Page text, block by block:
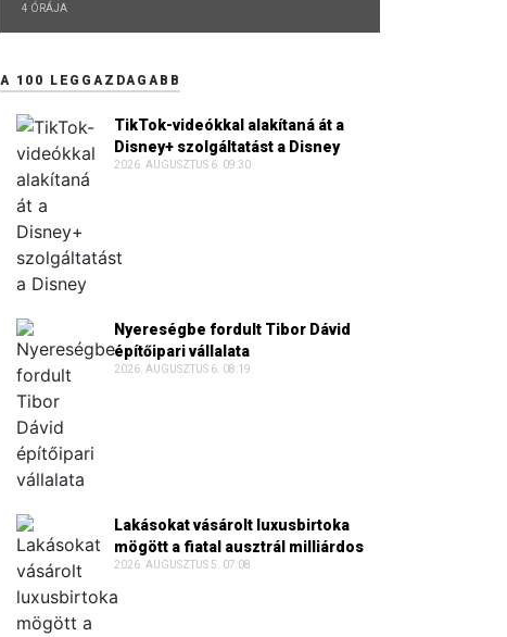
4 ÓRÁJA
A 100 LEGGAZDAGABB
TikTok-videókkal alakítaná át a
Disney+ szolgáltatást a Disney
2026. AUGUSZTUS 6. 09:30
Nyereségbe fordult Tibor Dávid
építőipari vállalata
2026. AUGUSZTUS 6. 08:19
Lakásokat vásárolt luxusbirtoka
mögött a fiatal ausztrál milliárdos
2026. AUGUSZTUS 5. 07:08